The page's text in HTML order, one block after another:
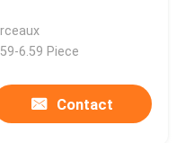
6.59 Piece
Contact